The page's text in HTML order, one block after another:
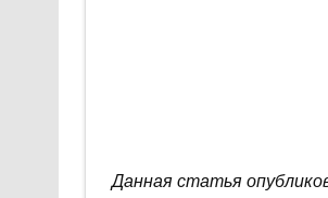
Данная статья